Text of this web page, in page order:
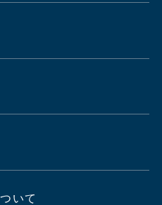
いて